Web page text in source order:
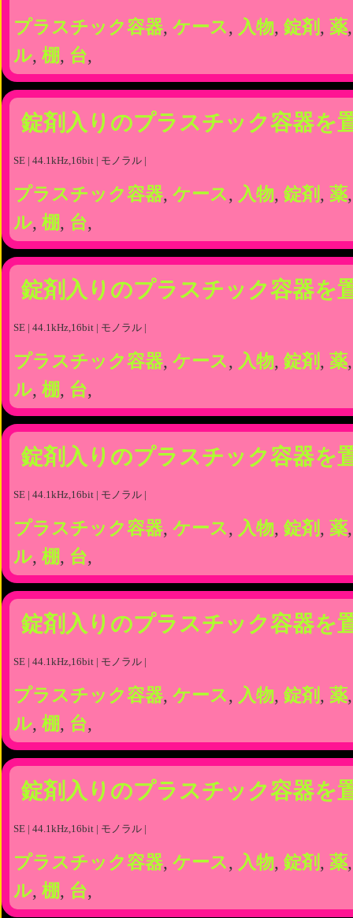
プラスチック容器, ケース, 入物, 錠剤 , 薬
ル, 棚, 台,
錠剤入りのプラスチック容器を
SE | 44.1kHz,16bit | モノラル |
プラスチック容器, ケース, 入物, 錠剤 , 薬
ル, 棚, 台,
錠剤入りのプラスチック容器を
SE | 44.1kHz,16bit | モノラル |
プラスチック容器, ケース, 入物, 錠剤 , 薬
ル, 棚, 台,
錠剤入りのプラスチック容器を
SE | 44.1kHz,16bit | モノラル |
プラスチック容器, ケース, 入物, 錠剤 , 薬
ル, 棚, 台,
錠剤入りのプラスチック容器を
SE | 44.1kHz,16bit | モノラル |
プラスチック容器, ケース, 入物, 錠剤 , 薬
ル, 棚, 台,
錠剤入りのプラスチック容器を
SE | 44.1kHz,16bit | モノラル |
プラスチック容器, ケース, 入物, 錠剤 , 薬
ル, 棚, 台,